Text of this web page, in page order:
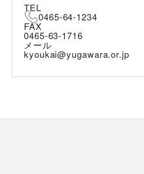
TEL
0465-64-1234
FAX
0465-63-1716
メール
kyoukai@yugawara.or.jp